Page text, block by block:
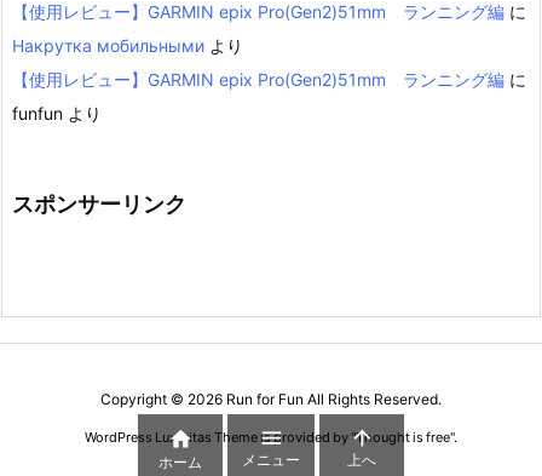
【使用レビュー】GARMIN epix Pro(Gen2)51mm ランニング編 に
Накрутка мобильными より
【使用レビュー】GARMIN epix Pro(Gen2)51mm ランニング編 に
funfun より
スポンサーリンク
Copyright © 2026 Run for Fun All Rights Reserved.
WordPress Luxeritas Theme is provided by "Thought is free".

ホーム

メニュー

上へ